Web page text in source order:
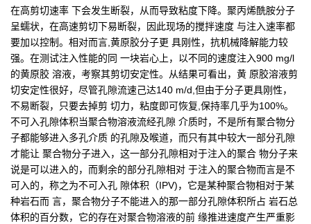
在高剪切速率 下会发生断裂，从而导致粘度下降。聚丙烯酰胺分子
呈蠕状，在高速剪切下易断裂，因此现场的搅拌速度 与注入速率都
要加以控制。相对而言,黄原胶分子更 具刚性，抗机械降解能力较
强。在测试注入性能的同 一块岩心上，以不同的速度注入900 mg/l
的黄原胶 溶液，考察其剪切安定性。从结果可看出，黄 原胶溶液剪
切安定性很好，尽管孔隙流速己达140 m/d,但由于分子更具刚性，
不易断裂，只要去掉剪 切力，粘度即可恢复,保持率几乎为100%。
不可入孔隙体积当聚合物溶液流经孔隙 介质时，不是所有聚合物分
子都能够进入多孔介质 的孔隙及喉道，而只有其中较大一部分孔隙
才能让 聚合物分子进入，这一部分孔隙相对于注入的聚合 物分子来
说是可以进入的，而剩余的部分孔隙相对 于注入的聚合物而言是不
可入的，称之为不可入孔 隙体积（IPV)，它是某种聚合物相对于某
种岩石而 言，聚合物分子不能进入的那一部分孔隙体积所占 岩石总
体积的百分数，它的存在对聚合物溶液的前 缘推进速度产生严重影